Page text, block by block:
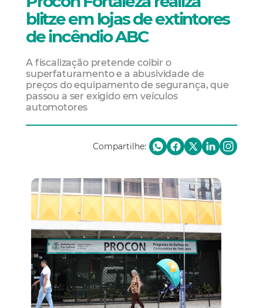
blitze em lojas de extintores
de incêndio ABC
A fiscalização pretende coibir o
superfaturamento e a abusividade de
preços do equipamento de segurança, que
passou a ser exigido em veículos
automotores
Compartilhe: